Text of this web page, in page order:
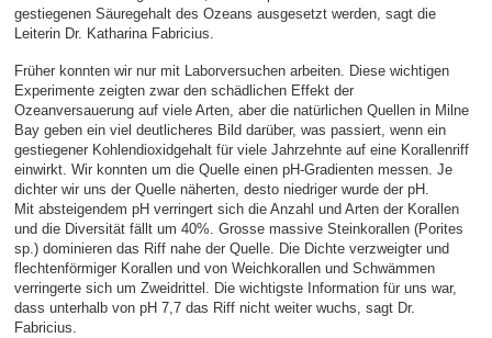
gestiegenen Säuregehalt des Ozeans ausgesetzt werden, sagt die
Leiterin Dr. Katharina Fabricius.
Früher konnten wir nur mit Laborversuchen arbeiten. Diese wichtigen
Experimente zeigten zwar den schädlichen Effekt der
Ozeanversauerung auf viele Arten, aber die natürlichen Quellen in Milne
Bay geben ein viel deutlicheres Bild darüber, was passiert, wenn ein
gestiegener Kohlendioxidgehalt für viele Jahrzehnte auf eine Korallenriff
einwirkt. Wir konnten um die Quelle einen pH-Gradienten messen. Je
dichter wir uns der Quelle näherten, desto niedriger wurde der pH.
Mit absteigendem pH verringert sich die Anzahl und Arten der Korallen
und die Diversität fällt um 40%. Grosse massive Steinkorallen (Porites
sp.) dominieren das Riff nahe der Quelle. Die Dichte verzweigter und
flechtenförmiger Korallen und von Weichkorallen und Schwämmen
verringerte sich um Zweidrittel. Die wichtigste Information für uns war,
dass unterhalb von pH 7,7 das Riff nicht weiter wuchs, sagt Dr.
Fabricius.